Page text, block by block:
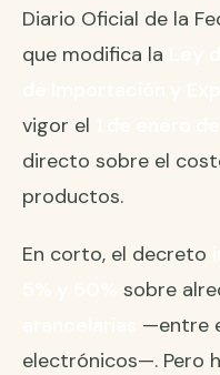
Diario Oficial de la
que modifica la
vigor el
directo sobre el
productos.
En corto, el decreto
sobre
—entre
electrónicos—. Pero